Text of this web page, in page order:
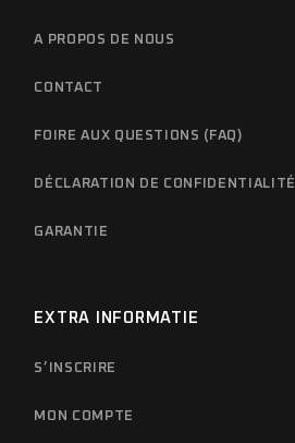
A PROPOS DE NOUS
CONTACT
FOIRE AUX QUESTIONS (FAQ)
DÉCLARATION DE CONFIDENTIALITÉ
GARANTIE
EXTRA INFORMATIE
S’INSCRIRE
MON COMPTE